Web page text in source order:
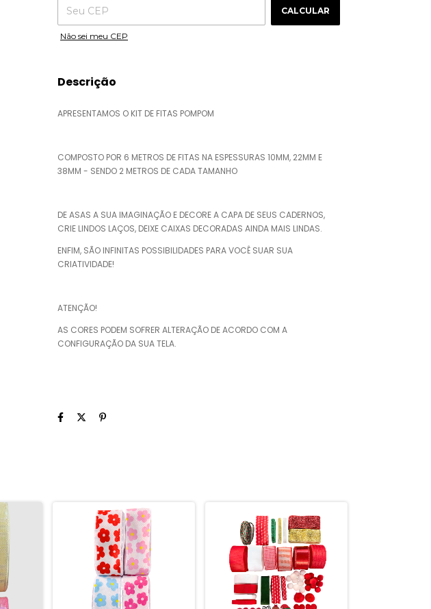
CALCULAR
Não sei meu CEP
Descrição
APRESENTAMOS O KIT DE FITAS POMPOM
COMPOSTO POR 6 METROS DE FITAS NA ESPESSURAS 10MM, 22MM E
38MM - SENDO 2 METROS DE CADA TAMANHO
DE ASAS A SUA IMAGINAÇÃO E DECORE A CAPA DE SEUS CADERNOS,
CRIE LINDOS LAÇOS, DEIXE CAIXAS DECORADAS AINDA MAIS LINDAS.
ENFIM, SÃO INFINITAS POSSIBILIDADES PARA VOCÊ SUAR SUA
CRIATIVIDADE!
ATENÇÃO!
AS CORES PODEM SOFRER ALTERAÇÃO DE ACORDO COM A
CONFIGURAÇÃO DA SUA TELA.